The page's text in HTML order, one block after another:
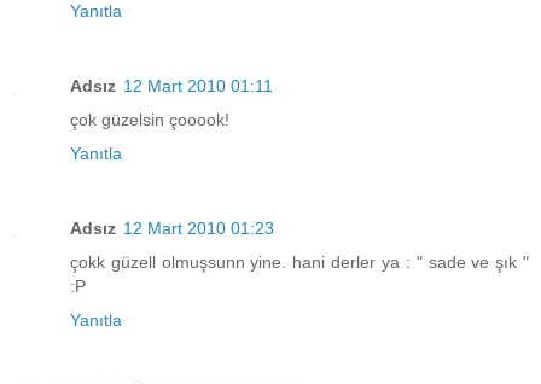
Yanıtla
Adsız 12 Mart 2010 01:11
çok güzelsin çooook!
Yanıtla
Adsız 12 Mart 2010 01:23
çokk güzell olmuşsunn yine. hani derler ya : " sade ve şık "
:P
Yanıtla